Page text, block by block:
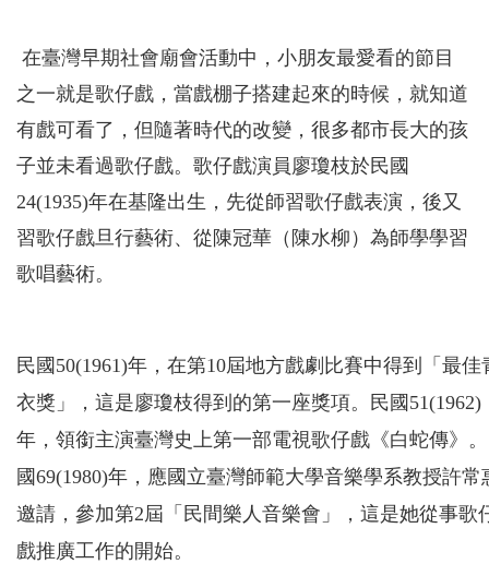
在臺灣早期社會廟會活動中，小朋友最愛看的節目
之一就是歌仔戲，當戲棚子搭建起來的時候，就知道
有戲可看了，但隨著時代的改變，很多都市長大的孩
子並未看過歌仔戲。歌仔戲演員廖瓊枝於民國
24(1935)年在基隆出生，先從師習歌仔戲表演，後又
習歌仔戲旦行藝術、從陳冠華（陳水柳）為師學學習
歌唱藝術。
民國50(1961)年，在第10屆地方戲劇比賽中得到「最佳
衣獎」，這是廖瓊枝得到的第一座獎項。民國51(1962)
年，領銜主演臺灣史上第一部電視歌仔戲《白蛇傳》
國69(1980)年，應國立臺灣師範大學音樂學系教授許常
邀請，參加第2屆「民間樂人音樂會」，這是她從事歌
戲推廣工作的開始。